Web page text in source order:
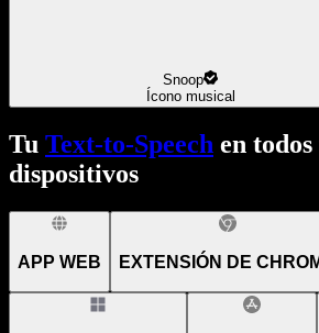
Snoop
Ícono musical
Tu Text-to-Speech en todos
dispositivos
APP WEB EXTENSIÓN DE